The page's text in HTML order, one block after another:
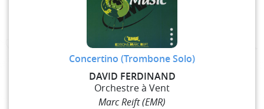
Concertino (Trombone Solo)
DAVID FERDINAND
Orchestre à Vent
Marc Reift (EMR)